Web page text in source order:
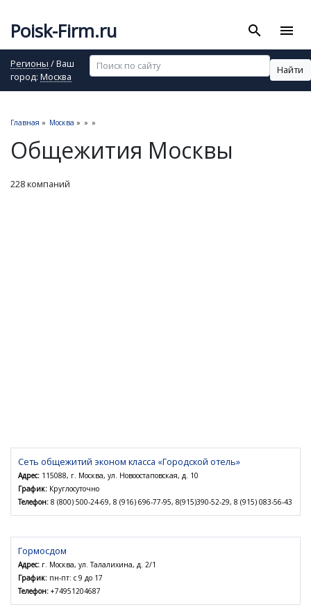
Poisk-Firm.ru search menu
Регионы / Ваш
город: Москва
Найти
Главная » Москва » » »
Общежития Москвы
228 компаний
Сеть общежитий эконом класса «Городской отель»
Адрес: 115088, г. Москва, ул. Новоостаповская, д. 10
График: Круглосуточно
Телефон: 8 (800) 500-24-69, 8 (916) 696-77-95, 8(915)390-52-29, 8 (915) 083-56-43
Гормосдом
Адрес: г. Москва, ул. Талалихина, д. 2/1
График: пн-пт: с 9 до 17
Телефон: +74951204687